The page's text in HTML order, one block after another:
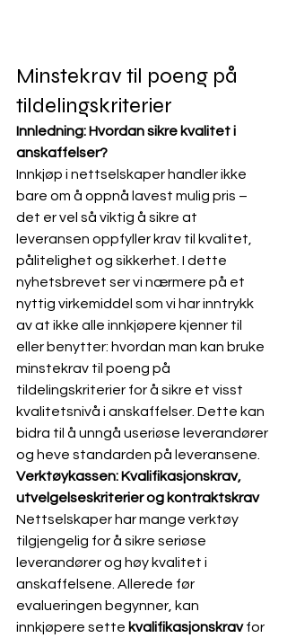
Minstekrav til poeng på
tildelingskriterier
Innledning: Hvordan sikre kvalitet i
anskaffelser?
Innkjøp i nettselskaper handler ikke
bare om å oppnå lavest mulig pris –
det er vel så viktig å sikre at
leveransen oppfyller krav til kvalitet,
pålitelighet og sikkerhet. I dette
nyhetsbrevet ser vi nærmere på et
nyttig virkemiddel som vi har inntrykk
av at ikke alle innkjøpere kjenner til
eller benytter: hvordan man kan bruke
minstekrav til poeng på
tildelingskriterier for å sikre et visst
kvalitetsnivå i anskaffelser. Dette kan
bidra til å unngå useriøse leverandører
og heve standarden på leveransene.
Verktøykassen: Kvalifikasjonskrav,
utvelgelseskriterier og kontraktskrav
Nettselskaper har mange verktøy
tilgjengelig for å sikre seriøse
leverandører og høy kvalitet i
anskaffelsene. Allerede før
evalueringen begynner, kan
innkjøpere sette kvalifikasjonskrav for